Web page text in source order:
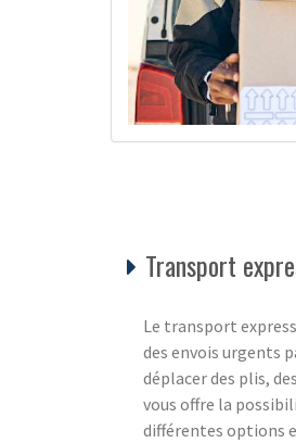
Transport
Le transport
des envois urgents
déplacer des plis,
vous offre la
différentes options